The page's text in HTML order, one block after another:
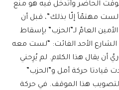
الحاضر وأتدخّل فيه هو منع
مهتمّاً إلّا بذلك”، قبل أن
العامّ لـ”الحزب” بإسقاط
الأحد الفائت: “لست معه
أن يقال هذا الكلام. لم يُرِحني
قيادتا حركة أمل و”الحزب”
لتصويب هذا الموقف. في حركة